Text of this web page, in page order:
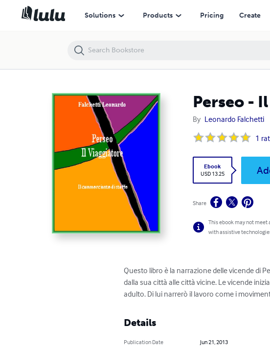
Solutions Products Pricing Create
Perseo -
By Leonardo Falchetti
1
Ebook
USD 13.25
Share
This ebook may not
with assistive
Questo libro è la narrazione delle vicende di
dalla sua città alle città vicine. Le vicende
adulto. Di lui narrerò il lavoro come i
Details
Publication Date
Jun 21, 2013
Perseo - Il Viaggiatore